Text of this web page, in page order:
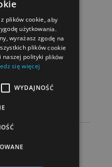
łóżka łózka, 6 gości
SPA
od Krupówek
plików cookie, aby
użytkowania.
wyrażasz zgodę na
plików cookie
naszej polityki plików
się więcej
WYDAJNOŚĆ